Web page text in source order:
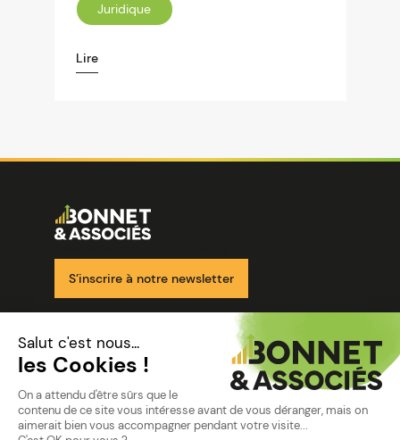
Juridique
Lire
Image
S’inscrire à notre newsletter
Nos solutions
Nos cabinets
Mon espace client